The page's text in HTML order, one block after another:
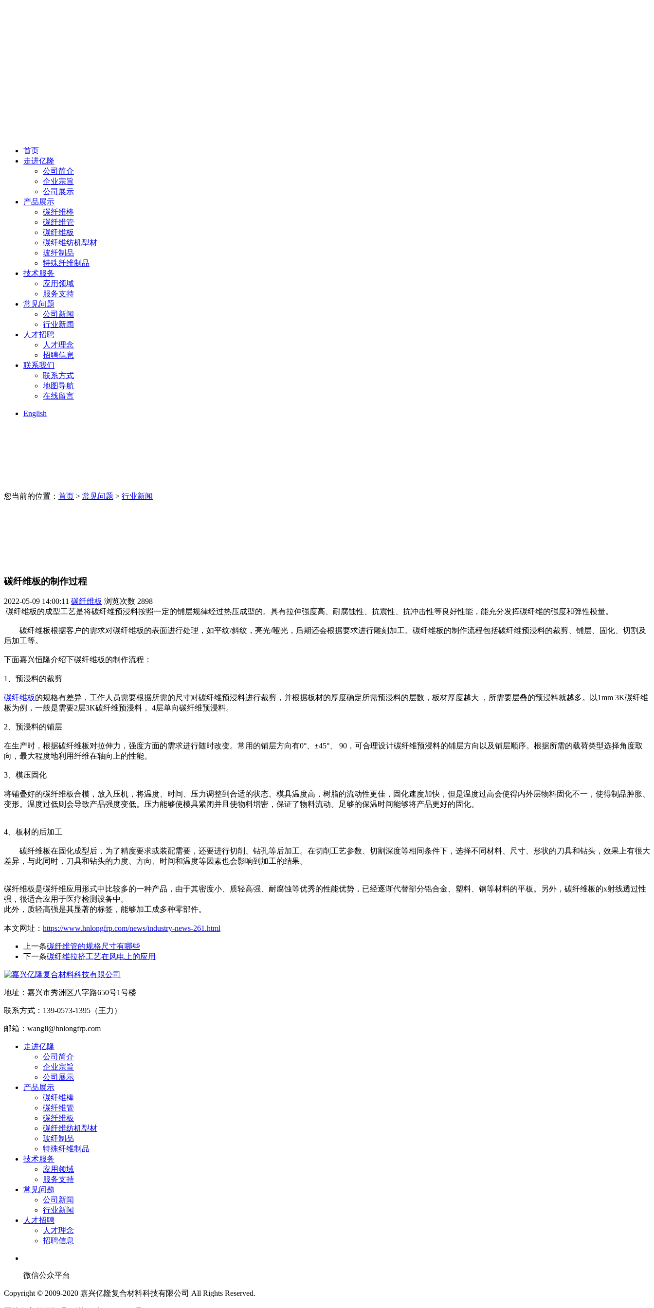
首页
走进亿隆
公司简介
企业宗旨
公司展示
产品展示
碳纤维棒
碳纤维管
碳纤维板
碳纤维纺机型材
玻纤制品
特殊纤维制品
技术服务
应用领域
服务支持
常见问题
公司新闻
行业新闻
人才招聘
人才理念
招聘信息
联系我们
联系方式
地图导航
在线留言
English
您当前的位置： 首页 > 常见问题 > 行业新闻
碳纤维板的制作过程
2022-05-09 14:00:11 碳纤维板 浏览次数 2898
碳纤维板的成型工艺是将碳纤维预浸料按照一定的铺层规律经过热压成型的。具有拉伸强度高、耐腐蚀性、抗震性、抗冲击性等良好性能，能充分发挥碳纤维的强度和弹性模量。
碳纤维板根据客户的需求对碳纤维板的表面进行处理，如平纹/斜纹，亮光/哑光，后期还会根据要求进行雕刻加工。碳纤维板的制作流程包括碳纤维预浸料的裁剪、铺层、固化、切割及
后加工等。
下面嘉兴恒隆介绍下碳纤维板的制作流程：
1、预浸料的裁剪
碳纤维板的规格有差异，工作人员需要根据所需的尺寸对碳纤维预浸料进行裁剪，并根据板材的厚度确定所需预浸料的层数，板材厚度越大 ，所需要层叠的预浸料就越多。以1mm 3K碳纤维
板为例，一般是需要2层3K碳纤维预浸料， 4层单向碳纤维预浸料。
2、预浸料的铺层
在生产时，根据碳纤维板对拉伸力，强度方面的需求进行随时改变。常用的铺层方向有0°、±45°、 90，可合理设计碳纤维预浸料的铺层方向以及铺层顺序。根据所需的载荷类型选择角度取
向，最大程度地利用纤维在轴向上的性能。
3、模压固化
将铺叠好的碳纤维板合模，放入压机，将温度、时间、压力调整到合适的状态。模具温度高，树脂的流动性更佳，固化速度加快，但是温度过高会使得内外层物料固化不一，使得制品肿胀、
变形。温度过低则会导致产品强度变低。压力能够使模具紧闭并且使物料增密，保证了物料流动。足够的保温时间能够将产品更好的固化。
4、板材的后加工
碳纤维板在固化成型后，为了精度要求或装配需要，还要进行切削、钻孔等后加工。在切削工艺参数、切割深度等相同条件下，选择不同材料、尺寸、形状的刀具和钻头，效果上有很大
差异，与此同时，刀具和钻头的力度、方向、时间和温度等因素也会影响到加工的结果。
碳纤维板是碳纤维应用形式中比较多的一种产品，由于其密度小、质轻高强、耐腐蚀等优秀的性能优势，已经逐渐代替部分铝合金、塑料、钢等材料的平板。另外，碳纤维板的x射线透过性
强，很适合应用于医疗检测设备中。
此外，质轻高强是其显著的标签，能够加工成多种零部件。
本文网址： https://www.hnlongfrp.com/news/industry-news-261.html
上一条碳纤维管的规格尺寸有哪些
下一条碳纤维拉挤工艺在风电上的应用
地址：嘉兴市秀洲区八字路650号1号楼
联系方式：139-0573-1395（王力）
邮箱：wangli@hnlongfrp.com
走进亿隆
公司简介
企业宗旨
公司展示
产品展示
碳纤维棒
碳纤维管
碳纤维板
碳纤维纺机型材
玻纤制品
特殊纤维制品
技术服务
应用领域
服务支持
常见问题
公司新闻
行业新闻
人才招聘
人才理念
招聘信息
微信公众平台
Copyright © 2009-2020 嘉兴亿隆复合材料科技有限公司 All Rights Reserved.